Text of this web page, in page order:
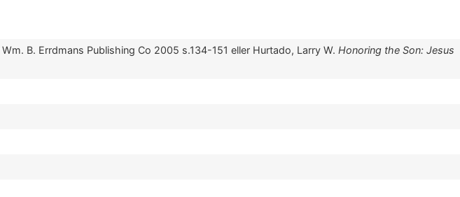
Wm. B. Errdmans Publishing Co 2005 s.134-151 eller Hurtado, Larry W. Honoring the Son: Jesus